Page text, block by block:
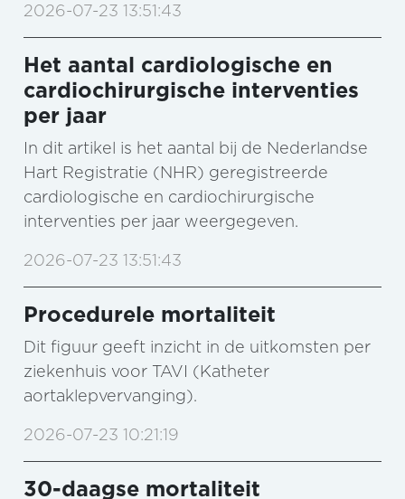
2026-07-23 13:51:43
Het aantal cardiologische en
cardiochirurgische interventies
per jaar
In dit artikel is het aantal bij de Nederlandse
Hart Registratie (NHR) geregistreerde
cardiologische en cardiochirurgische
interventies per jaar weergegeven.
2026-07-23 13:51:43
Procedurele mortaliteit
Dit figuur geeft inzicht in de uitkomsten per
ziekenhuis voor TAVI (Katheter
aortaklepvervanging).
2026-07-23 10:21:19
30-daagse mortaliteit